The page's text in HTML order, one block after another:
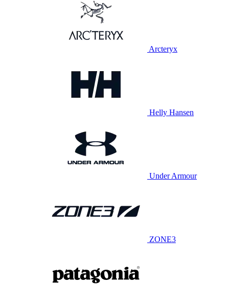
Arcteryx
Helly Hansen
Under Armour
ZONE3